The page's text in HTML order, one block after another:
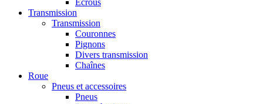
Ecrous
Transmission
Transmission
Couronnes
Pignons
Divers transmission
Chaînes
Roue
Pneus et accessoires
Pneus